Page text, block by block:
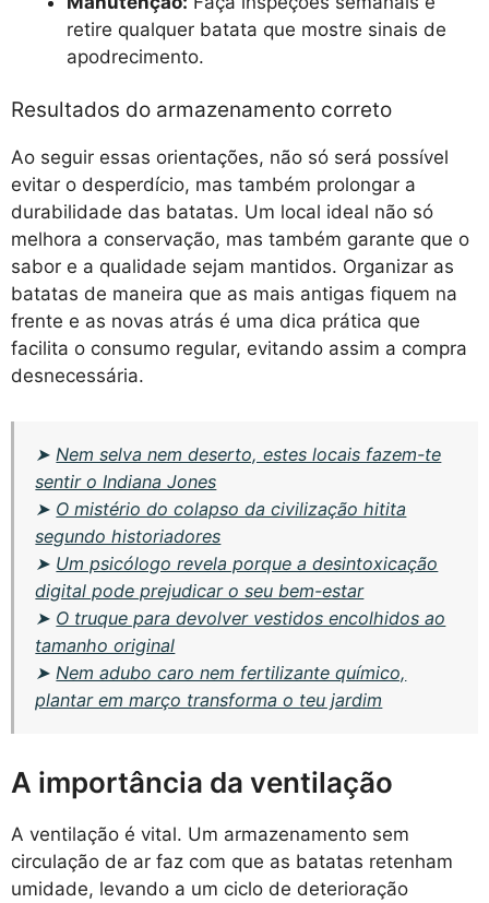
retire qualquer batata que mostre sinais de
apodrecimento.
Resultados do armazenamento correto
Ao seguir essas orientações, não só será possível
evitar o desperdício, mas também prolongar a
durabilidade das batatas. Um local ideal não só
melhora a conservação, mas também garante que o
sabor e a qualidade sejam mantidos. Organizar as
batatas de maneira que as mais antigas fiquem na
frente e as novas atrás é uma dica prática que
facilita o consumo regular, evitando assim a compra
desnecessária.
➤Nem selva nem deserto, estes locais fazem-te
sentir o Indiana Jones
➤ O mistério do colapso da civilização hitita
segundo historiadores
➤ Um psicólogo revela porque a desintoxicação
digital pode prejudicar o seu bem-estar
➤ O truque para devolver vestidos encolhidos ao
tamanho original
➤Nem adubo caro nem fertilizante químico,
plantar em março transforma o teu jardim
A importância da ventilação
A ventilação é vital. Um armazenamento sem
circulação de ar faz com que as batatas retenham
umidade, levando a um ciclo de deterioração